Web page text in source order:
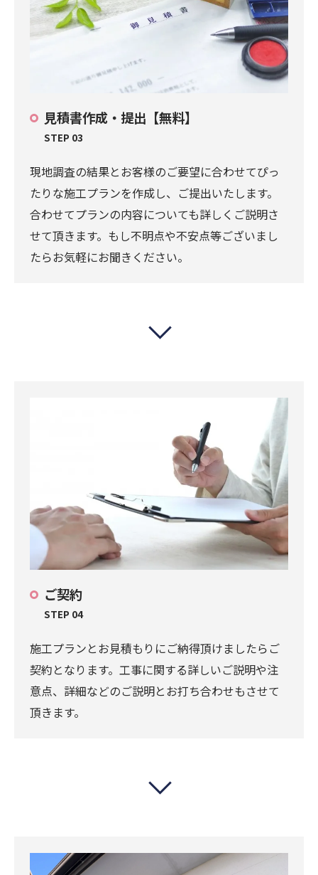
見積書作成・提出【無料】
STEP 03
現地調査の結果とお客様のご要望に合わせてぴっ
たりな施工プランを作成し、ご提出いたします。
合わせてプランの内容についても詳しくご説明さ
せて頂きます。もし不明点や不安点等ございまし
たらお気軽にお聞きください。
ご契約
STEP 04
施工プランとお見積もりにご納得頂けましたらご
契約となります。工事に関する詳しいご説明や注
意点、詳細などのご説明とお打ち合わせもさせて
頂きます。